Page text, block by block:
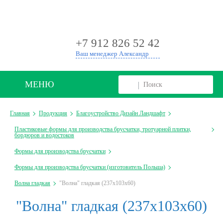
+7 912 826 52 42
Ваш менеджер Александр
МЕНЮ
Главная Продукция Благоустройство Дизайн Ландшафт
Пластиковые формы для производства брусчатки, тротуарной плитки,
бордюров и водостоков
Формы для производства брусчатки
Формы для производства брусчатки (изготовитель Польша)
Волна гладкая "Волна" гладкая (237х103х60)
"Волна" гладкая (237х103х60)